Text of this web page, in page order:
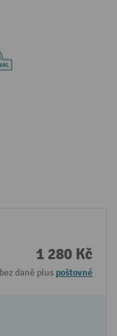
1 280 Kč
daně plus poštovné